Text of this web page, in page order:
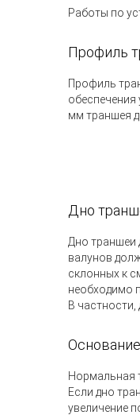
Работы по
Профиль
Профиль
мм траншея
Дно
Дно траншеи
валунов
склонных к
необходимо
В
Нормальная
Если дно
увеличение